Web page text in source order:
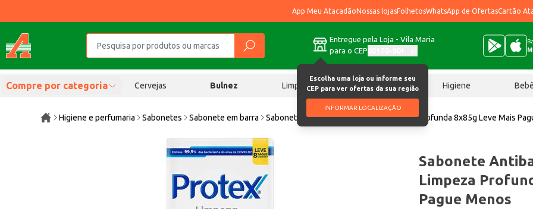
App Meu AtacadãoNossas lojasFolhetosWhatsApp de OfertasCartão
Entregue pela Loja - Vila Maria
para o CEP
Escolha uma loja ou informe seu
CEP para ver ofertas da sua região
INFORMAR LOCALIZAÇÃO
Compre por categoria Cervejas Bulnez Limpeza Chocolates Higiene
Higiene e perfumaria Sabonetes Sabonete em barra Sabonete Antibacteriano Protex Limpeza Profunda 8x85g Leve Mais
Sabonete
Limpeza
Pague Menos